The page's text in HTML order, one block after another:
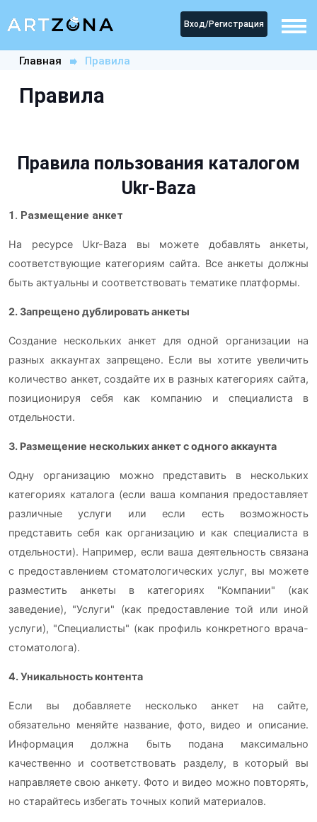
Вход/Регистрация
Главная Правила
Правила
Правила пользования каталогом
Ukr-Baza
1. Размещение анкет
На ресурсе Ukr-Baza вы можете добавлять анкеты,
соответствующие категориям сайта. Все анкеты должны
быть актуальны и соответствовать тематике платформы.
2. Запрещено дублировать анкеты
Создание нескольких анкет для одной организации на
разных аккаунтах запрещено. Если вы хотите увеличить
количество анкет, создайте их в разных категориях сайта,
позиционируя себя как компанию и специалиста в
отдельности.
3. Размещение нескольких анкет с одного аккаунта
Одну организацию можно представить в нескольких
категориях каталога (если ваша компания предоставляет
различные услуги или если есть возможность
представить себя как организацию и как специалиста в
отдельности). Например, если ваша деятельность связана
с предоставлением стоматологических услуг, вы можете
разместить анкеты в категориях "Компании" (как
заведение), "Услуги" (как предоставление той или иной
услуги), "Специалисты" (как профиль конкретного врача-
стоматолога).
4. Уникальность контента
Если вы добавляете несколько анкет на сайте,
обязательно меняйте название, фото, видео и описание.
Информация должна быть подана максимально
качественно и соответствовать разделу, в который вы
направляете свою анкету. Фото и видео можно повторять,
но старайтесь избегать точных копий материалов.